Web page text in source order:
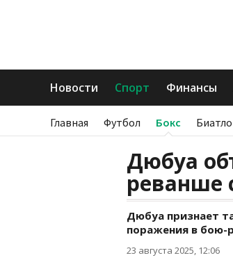
Новости Спорт Финансы
Главная Футбол Бокс
Дюбуа
реванше
Дюбуа признает
поражения в бою-
23 августа 2025, 12:06